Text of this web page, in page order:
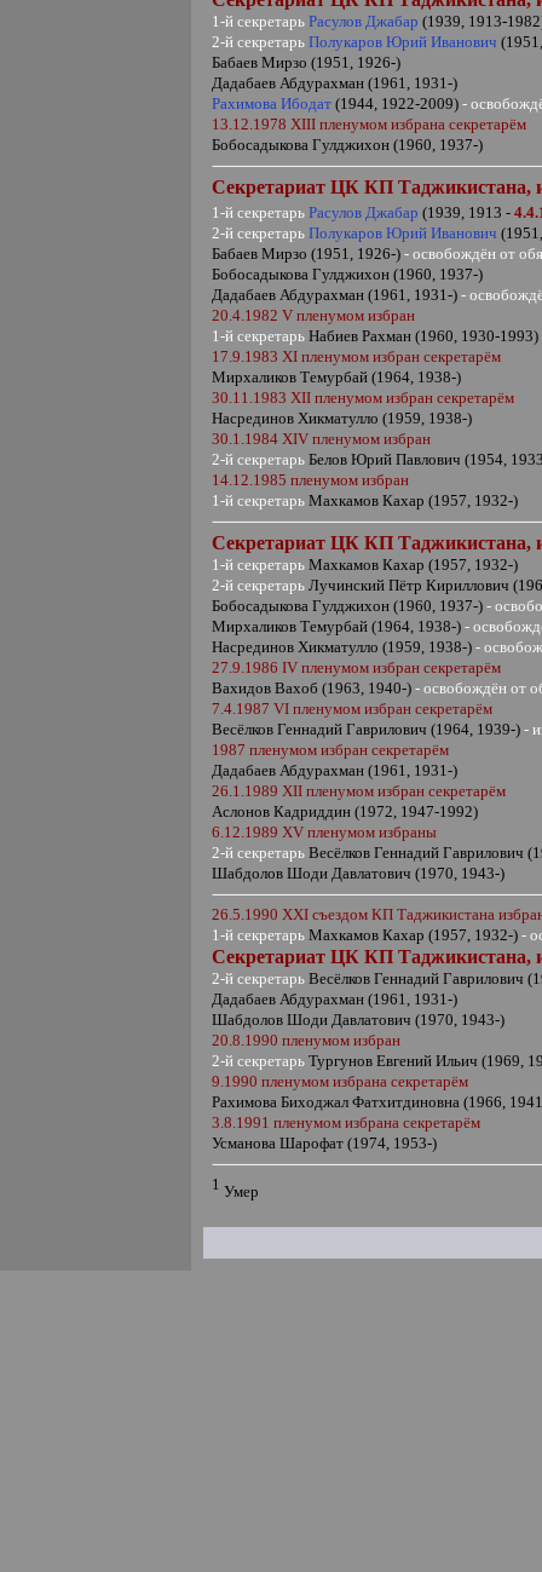
1-й секретарь Расулов Джабар (1939, 1913-
2-й секретарь Полукаров Юрий Иванович
Бабаев Мирзо (1951, 1926-)
Дадабаев Абдурахман (1961, 1931-)
Рахимова Ибодат (1944, 1922-2009)-
13.12.1978 XIII пленумом избрана секретарём
Бобосадыкова Гулджихон (1960, 1937-)
Секретариат ЦК КП Таджикистана,
1-й секретарьРасулов Джабар (1939, 1913 -
2-й секретарь Полукаров Юрий Иванович
Бабаев Мирзо (1951, 1926-)- освобождён от
Бобосадыкова Гулджихон (1960, 1937-)
Дадабаев Абдурахман (1961, 1931-)-
20.4.1982V пленумом избран
1-й секретарь Набиев Рахман (1960, 1930-1993)
17.9.1983 XI пленумом избран секретарём
Мирхаликов Темурбай (1964, 1938-)
30.11.1983 XII пленумом избран секретарём
Насрединов Хикматулло (1959, 1938-)
30.1.1984 XIV пленумом избран
2-й секретарь Белов Юрий Павлович (1954,
14.12.1985 пленумом избран
1-й секретарь Махкамов Кахар (1957, 1932-)
Секретариат ЦК КП Таджикистана,
1-й секретарь Махкамов Кахар (1957, 1932-)
2-й секретарь Лучинский Пётр Кириллович
Бобосадыкова Гулджихон (1960, 1937-)-
Мирхаликов Темурбай (1964, 1938-)-
Насрединов Хикматулло (1959, 1938-)-
27.9.1986IV пленумом избран секретарём
Вахидов Вахоб (1963, 1940-)- освобождён от
7.4.1987VI пленумом избран секретарём
Весёлков Геннадий Гаврилович (1964, 1939-)-
1987 пленумом избран секретарём
Дадабаев Абдурахман (1961, 1931-)
26.1.1989 XII пленумом избран секретарём
Аслонов Кадриддин (1972, 1947-1992)
6.12. 1989 XV пленумом избраны
2-й секретарь Весёлков Геннадий Гаврилович
Шабдолов Шоди Давлатович (1970, 1943-)
26.5.1990 XXI съездом КП Таджикистана
1-й секретарь Махкамов Кахар (1957, 1932-)-
Секретариат ЦК КП Таджикистана,
2-й секретарь Весёлков Геннадий Гаврилович
Дадабаев Абдурахман (1961, 1931-)
Шабдолов Шоди Давлатович (1970, 1943-)
20.8.1990 пленумом избран
2-й секретарь Тургунов Евгений Ильич (1969,
9.1990 пленумом избрана секретарём
Рахимова Биходжал Фатхитдиновна (1966,
3.8.1991 пленумом избрана секретарём
Усманова Шарофат (1974, 1953-)
1 Умер